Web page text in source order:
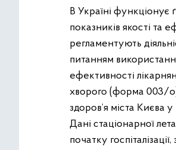
В Україні функціонує
показників якості
регламентують
питанням
ефективності
хворого (форма 003/o)
здоров’я міста Києва
Дані стаціонарної
початку